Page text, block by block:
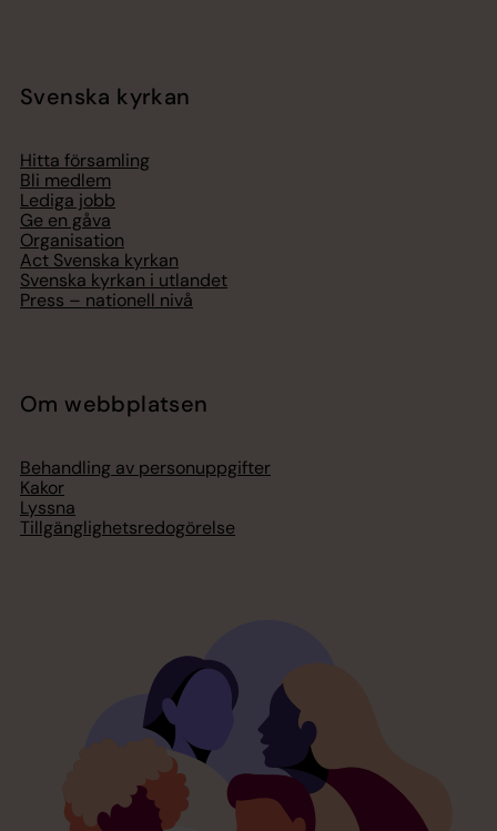
Svenska kyrkan
Hitta församling
Bli medlem
Lediga jobb
Ge en gåva
Organisation
Act Svenska kyrkan
Svenska kyrkan i utlandet
Press – nationell nivå
Om webbplatsen
Behandling av personuppgifter
Kakor
Lyssna
Tillgänglighetsredogörelse